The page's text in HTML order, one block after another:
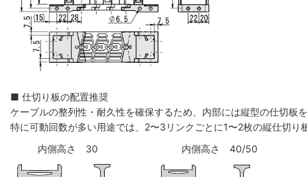
■ 仕切り板の配置推奨
ケーブルの整列性・耐久性を確保するため、内部には縦型の仕切板
特に可動回数が多い用途では、2〜3リンクごとに1〜2枚の縦仕切
内側高さ 30
内側高さ 40/50